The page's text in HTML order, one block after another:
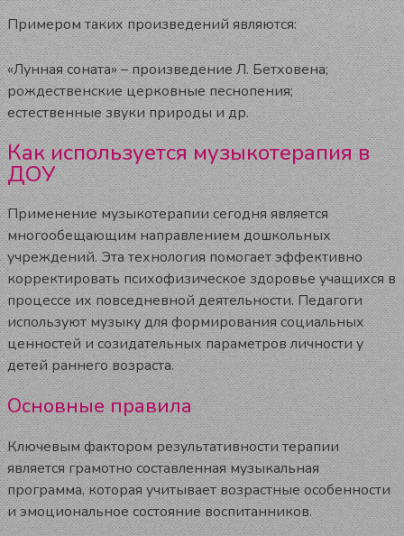
Примером таких произведений являются:
«Лунная соната» – произведение Л. Бетховена;
рождественские церковные песнопения;
естественные звуки природы и др.
Как используется музыкотерапия в
ДОУ
Применение музыкотерапии сегодня является
многообещающим направлением дошкольных
учреждений. Эта технология помогает эффективно
корректировать психофизическое здоровье учащихся в
процессе их повседневной деятельности. Педагоги
используют музыку для формирования социальных
ценностей и созидательных параметров личности у
детей раннего возраста.
Основные правила
Ключевым фактором результативности терапии
является грамотно составленная музыкальная
программа, которая учитывает возрастные особенности
и эмоциональное состояние воспитанников.